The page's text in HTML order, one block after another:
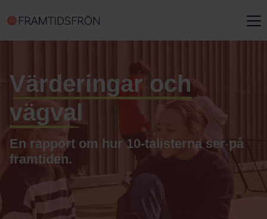
Värderingar och
vägval
En rapport om hur 10-talisterna ser på
framtiden.